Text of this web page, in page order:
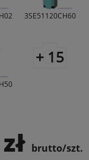
3SE51120CH60
+ 15
brutto/szt.